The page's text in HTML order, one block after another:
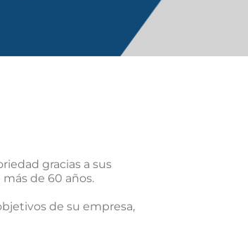
gracias a sus
de 60 años.
de su empresa,